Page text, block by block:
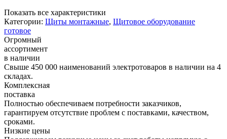
Показать все характеристики
Категории: Щиты монтажные, Щитовое оборудование
готовое
Огромный
ассортимент
в наличии
Свыше 450 000 наименований электротоваров в наличии на 4
складах.
Комплексная
поставка
Полностью обеспечиваем потребности заказчиков,
гарантируем отсутствие проблем с поставками, качеством,
сроками.
Низкие цены